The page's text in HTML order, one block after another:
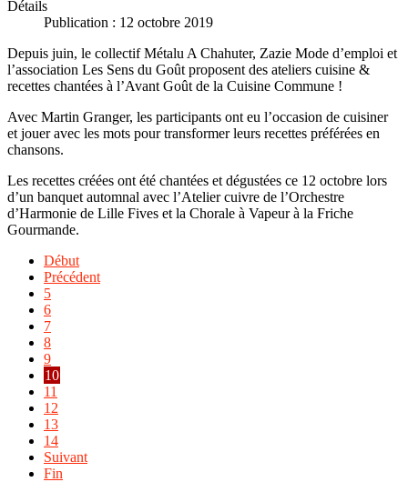
Détails
Publication : 12 octobre 2019
Depuis juin, le collectif Métalu A Chahuter, Zazie Mode d’emploi et
l’association Les Sens du Goût proposent des ateliers cuisine &
recettes chantées à l’Avant Goût de la Cuisine Commune !
Avec Martin Granger, les participants ont eu l’occasion de cuisiner
et jouer avec les mots pour transformer leurs recettes préférées en
chansons.
Les recettes créées ont été chantées et dégustées ce 12 octobre lors
d’un banquet automnal avec l’Atelier cuivre de l’Orchestre
d’Harmonie de Lille Fives et la Chorale à Vapeur à la Friche
Gourmande.
Début
Précédent
5
6
7
8
9
10
11
12
13
14
Suivant
Fin